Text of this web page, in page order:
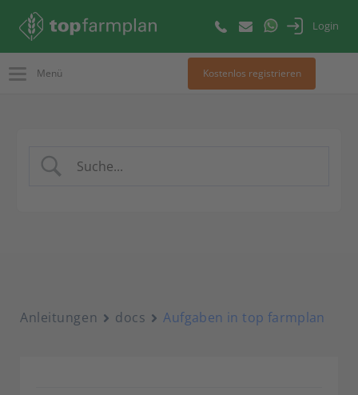
Login
Menü Kostenlos registrieren
Anleitungen docs Aufgaben in top farmplan